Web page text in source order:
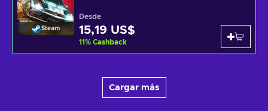
Steam
Desde
15,19 US$
11% Cashback
Cargar más